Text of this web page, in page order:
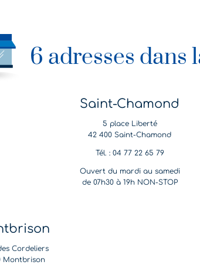
6 adresses dans
Saint-Chamond
5 place Liberté
42 400 Saint-Chamond
Tél. : 04 77 22 65 79
Ouvert du mardi au samedi
de 07h30 à 19h NON-STOP
Cordeliers
Montbrison